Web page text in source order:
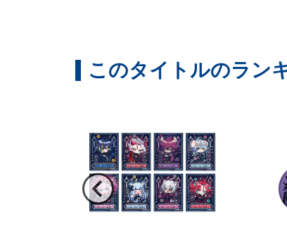
このタイトルのラン